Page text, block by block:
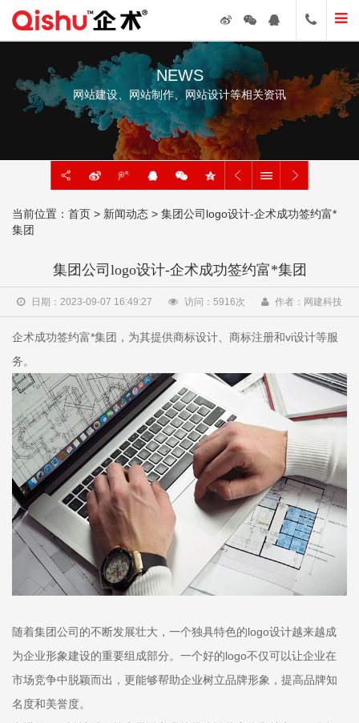
NEWS
网站建设、网站制作、网站设计等相关资讯
当前位置： 首页 > 新闻动态 > 集团公司logo设计-企术成功签约富*
集团
集团公司logo设计-企术成功签约富*集团
日期：2023-09-07 16:49:27 访问： 5916次 作者：网建科技
企术成功签约富*集团，为其提供商标设计、商标注册和vi设计等服
务。
随着集团公司的不断发展壮大，一个独具特色的logo设计越来越成
为企业形象建设的重要组成部分。一个好的logo不仅可以让企业在
市场竞争中脱颖而出，更能够帮助企业树立品牌形象，提高品牌知
名度和美誉度。